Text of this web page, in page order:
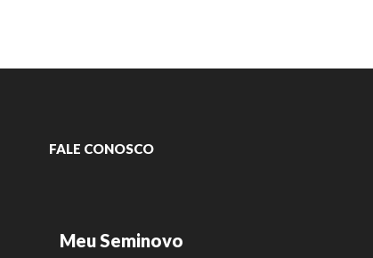
FALE CONOSCO
Meu Seminovo